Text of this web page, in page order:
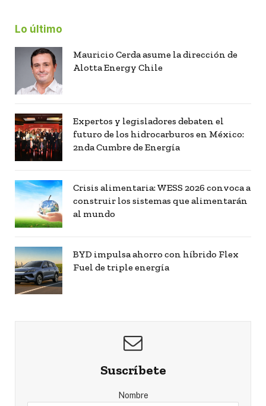
Lo último
Mauricio Cerda asume la dirección de
Alotta Energy Chile
Expertos y legisladores debaten el
futuro de los hidrocarburos en México:
2nda Cumbre de Energía
Crisis alimentaria: WESS 2026 convoca a
construir los sistemas que alimentarán
al mundo
BYD impulsa ahorro con híbrido Flex
Fuel de triple energía
Suscríbete
Nombre